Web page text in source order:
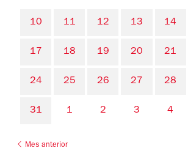
10 11 12 13 14
17 18 19 20 21
24 25 26 27 28
31 1 2 3 4
Mes anterior